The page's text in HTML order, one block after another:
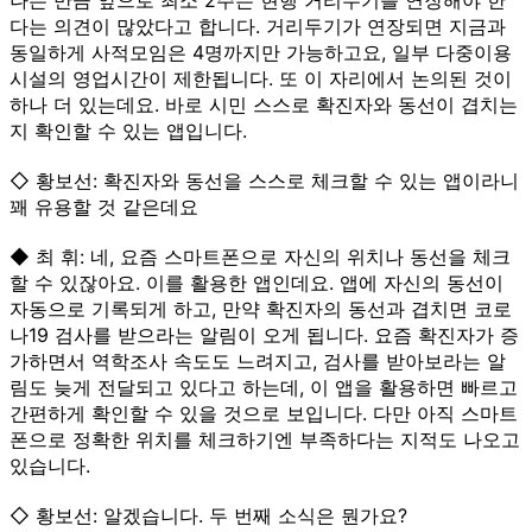
다는 의견이 많았다고 합니다. 거리두기가 연장되면 지금과
동일하게 사적모임은 4명까지만 가능하고요, 일부 다중이용
시설의 영업시간이 제한됩니다. 또 이 자리에서 논의된 것이
하나 더 있는데요. 바로 시민 스스로 확진자와 동선이 겹치는
지 확인할 수 있는 앱입니다.
◇ 황보선: 확진자와 동선을 스스로 체크할 수 있는 앱이라니
꽤 유용할 것 같은데요
◆ 최 휘: 네, 요즘 스마트폰으로 자신의 위치나 동선을 체크
할 수 있잖아요. 이를 활용한 앱인데요. 앱에 자신의 동선이
자동으로 기록되게 하고, 만약 확진자의 동선과 겹치면 코로
나19 검사를 받으라는 알림이 오게 됩니다. 요즘 확진자가 증
가하면서 역학조사 속도도 느려지고, 검사를 받아보라는 알
림도 늦게 전달되고 있다고 하는데, 이 앱을 활용하면 빠르고
간편하게 확인할 수 있을 것으로 보입니다. 다만 아직 스마트
폰으로 정확한 위치를 체크하기엔 부족하다는 지적도 나오고
있습니다.
◇ 황보선: 알겠습니다. 두 번째 소식은 뭔가요?